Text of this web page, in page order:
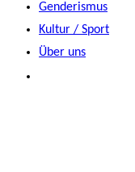
Genderismus
Kultur / Sport
Über uns